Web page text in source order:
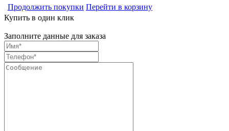
Продолжить покупки Перейти в корзину
Купить в один клик
Заполните данные для заказа